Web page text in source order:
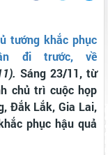
tướng khắc phục
đi trước, về
Sáng 23/11, từ
chủ trì cuộc họp
Đắk Lắk, Gia Lai,
phục hậu quả